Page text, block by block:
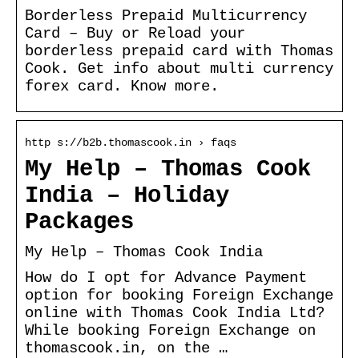
Borderless Prepaid Multicurrency
Card – Buy or Reload your
borderless prepaid card with Thomas
Cook. Get info about multi currency
forex card. Know more.
http s://b2b.thomascook.in › faqs
My Help – Thomas Cook
India – Holiday
Packages
My Help – Thomas Cook India
How do I opt for Advance Payment
option for booking Foreign Exchange
online with Thomas Cook India Ltd?
While booking Foreign Exchange on
thomascook.in, on the …